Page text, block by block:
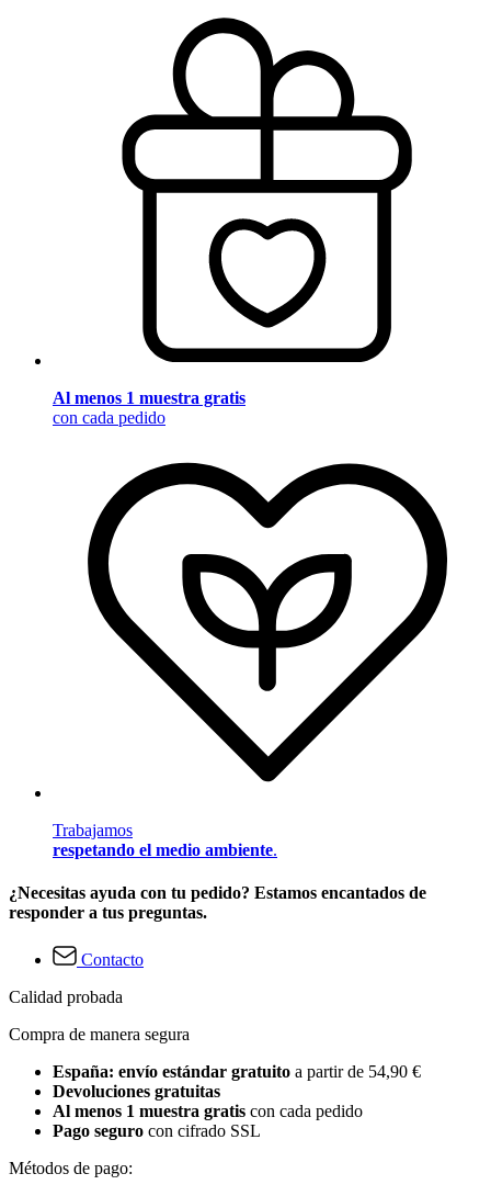
Al menos 1 muestra gratis
con cada pedido
Trabajamos
respetando el medio ambiente.
¿Necesitas ayuda con tu pedido? Estamos encantados de
responder a tus preguntas.
Contacto
Calidad probada
Compra de manera segura
España: envío estándar gratuito a partir de 54,90 €
Devoluciones gratuitas
Al menos 1 muestra gratis con cada pedido
Pago seguro con cifrado SSL
Métodos de pago: